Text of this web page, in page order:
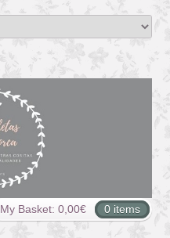
My Basket: 0,00€ 0 items